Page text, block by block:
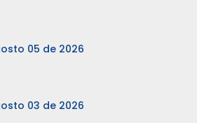
05 de 2026
03 de 2026